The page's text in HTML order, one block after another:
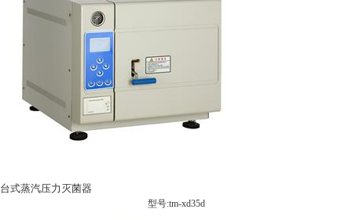
台式蒸汽压力灭菌器
型号:tm-xd35d